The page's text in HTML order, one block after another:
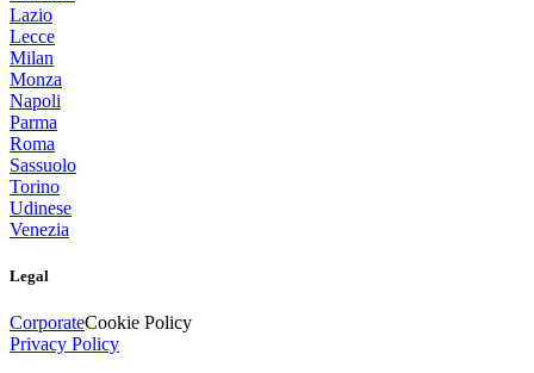
Lazio
Lecce
Milan
Monza
Napoli
Parma
Roma
Sassuolo
Torino
Udinese
Venezia
Legal
CorporateCookie Policy
Privacy Policy